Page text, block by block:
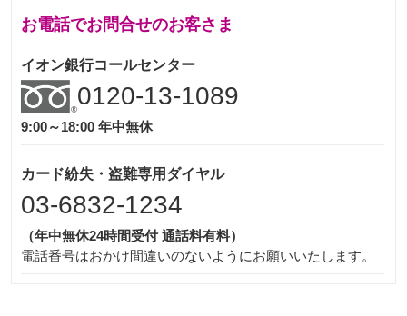
お電話でお問合せのお客さま
イオン銀行コールセンター
0120-13-1089
9:00～18:00 年中無休
カード紛失・盗難専用ダイヤル
03-6832-1234
（年中無休24時間受付 通話料有料）
電話番号はおかけ間違いのないようにお願いいたします。